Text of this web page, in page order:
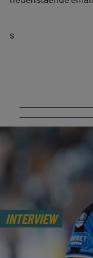
s
INTERVIEW